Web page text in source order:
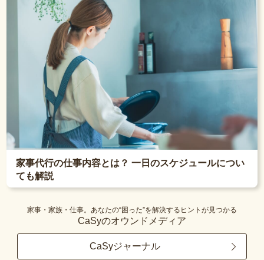
家事代行の仕事内容とは？ 一日のスケジュールについ
ても解説
家事・家族・仕事。あなたの“困った”を解決するヒントが見つかる
CaSyのオウンドメディア
CaSyジャーナル